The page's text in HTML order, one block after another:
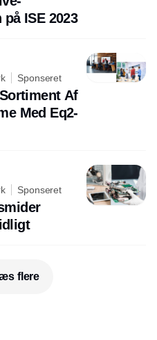
ISE 2023
Sponseret
Af
Med Eq2-
Sponseret
flere